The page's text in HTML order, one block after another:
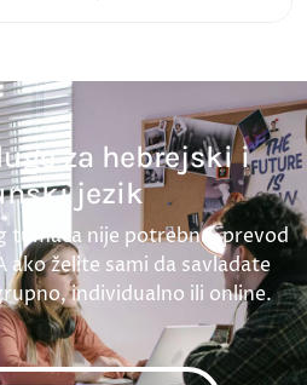
za hebrejski i
jezik
tumača nije potrebna, prevod
ako želite sami da savladate
individualno ili online.